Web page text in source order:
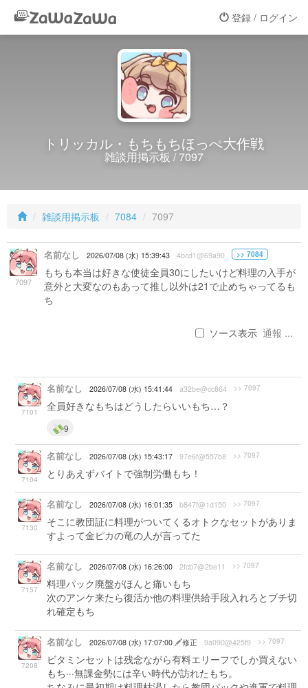
登録 / ログイン
トリッカル・もちもちほっぺ大作戦
雑談用掲示板 / 7097
雑談用掲示板 7084 7097
7097
名前なし 2026/07/08 (水) 15:39:43 4bcd1@69a90 >> 7084
もちも本当は好きな使徒全員30にしたいけど料理の入手が
意外と大変なのもあって推し以外は21で止めちゃってるも
ち
ソース表示 通報 ...
7101
名前なし 2026/07/08 (水) 15:41:44 a32be@cc864 >> 7097
全員好きなもちはどうしたらいいもち…？
9
7104
名前なし 2026/07/08 (水) 15:43:17 97e6f@557b8 >> 7097
とりあえずバイトで強制労働もち！
7130
名前なし 2026/07/08 (水) 16:01:35 b847f@1d150 >> 7097
そこに教団証に料理がついてくるオトクなセットがありま
すよって金ピカの竜の人が言ってた
7157
名前なし 2026/07/08 (水) 16:26:00 2fcb7@2be11 >> 7097
料理パック廃盤がほんと痛いもち
次のアンケ来たら復活か他の料理供給手段入れろとブチ切
れ確定もち
7208
名前なし 2026/07/08 (水) 17:07:00 修正 9a090@425f9 >> 7097
ビタミンセットは残念ながら有料エリーフでしか買えない
もち···無課金勢には辛い時代が訪れたもち。